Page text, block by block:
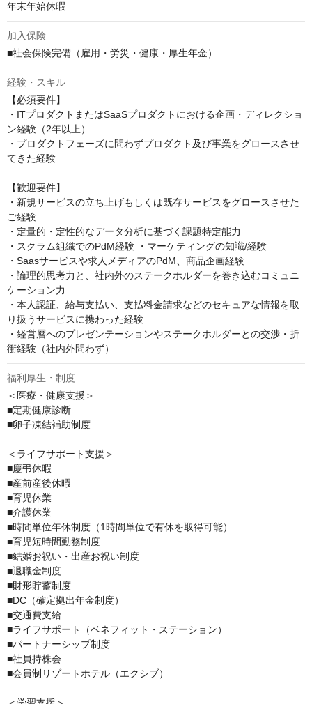
年末年始休暇
加入保険
■社会保険完備（雇用・労災・健康・厚生年金）
経験・スキル
【必須要件】
・ITプロダクトまたはSaaSプロダクトにおける企画・ディレクショ
ン経験（2年以上）
・プロダクトフェーズに問わずプロダクト及び事業をグロースさせ
てきた経験
【歓迎要件】
・新規サービスの立ち上げもしくは既存サービスをグロースさせた
ご経験
・定量的・定性的なデータ分析に基づく課題特定能力
・スクラム組織でのPdM経験 ・マーケティングの知識/経験
・Saasサービスや求人メディアのPdM、商品企画経験
・論理的思考力と、社内外のステークホルダーを巻き込むコミュニ
ケーション力
・本人認証、給与支払い、支払料金請求などのセキュアな情報を取
り扱うサービスに携わった経験
・経営層へのプレゼンテーションやステークホルダーとの交渉・折
衝経験（社内外問わず）
福利厚生・制度
＜医療・健康支援＞
■定期健康診断
■卵子凍結補助制度
＜ライフサポート支援＞
■慶弔休暇
■産前産後休暇
■育児休業
■介護休業
■時間単位年休制度（1時間単位で有休を取得可能）
■育児短時間勤務制度
■結婚お祝い・出産お祝い制度
■退職金制度
■財形貯蓄制度
■DC（確定拠出年金制度）
■交通費支給
■ライフサポート（ベネフィット・ステーション）
■パートナーシップ制度
■社員持株会
■会員制リゾートホテル（エクシブ）